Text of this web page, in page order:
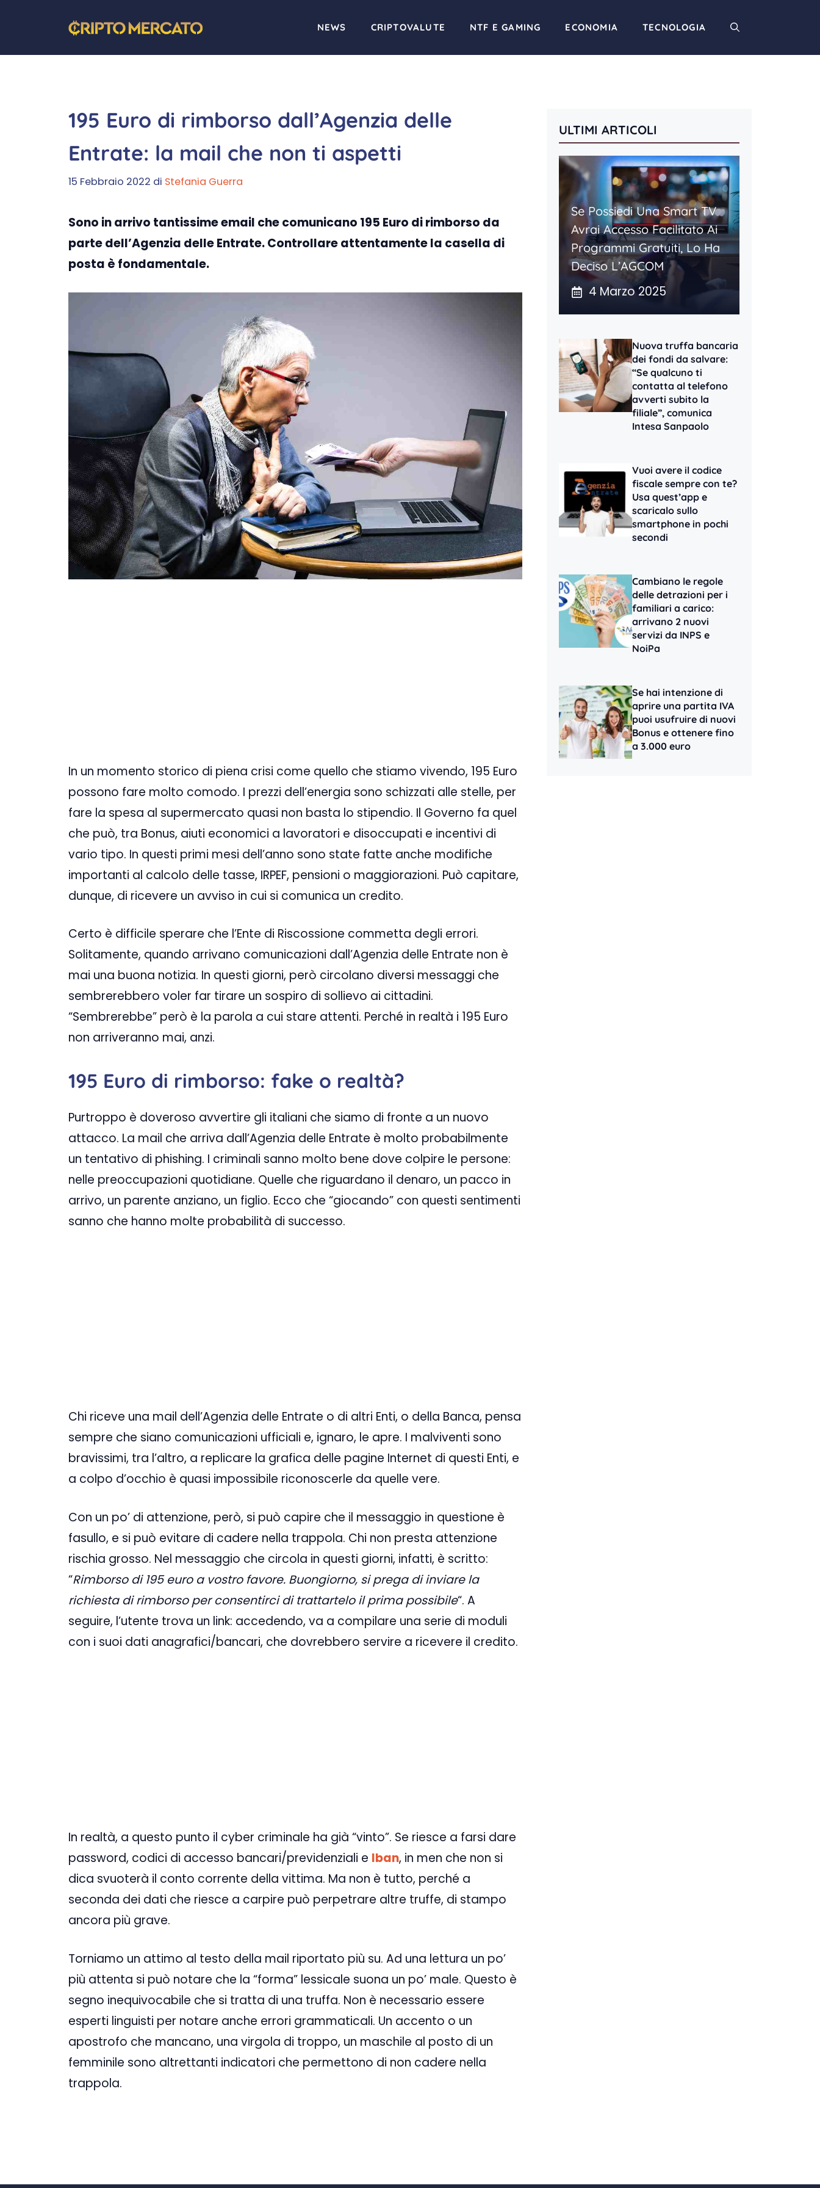
contenuto
NEWS CRIPTOVALUTE NTF E GAMING ECONOMIA TECNOLOGIA
195 Euro di rimborso dall’Agenzia delle
Entrate: la mail che non ti aspetti
15 Febbraio 2022 di Stefania Guerra
Sono in arrivo tantissime email che comunicano 195 Euro di rimborso da
parte dell’Agenzia delle Entrate. Controllare attentamente la casella di
posta è fondamentale.
In un momento storico di piena crisi come quello che stiamo vivendo, 195 Euro
possono fare molto comodo. I prezzi dell’energia sono schizzati alle stelle, per
fare la spesa al supermercato quasi non basta lo stipendio. Il Governo fa quel
che può, tra Bonus, aiuti economici a lavoratori e disoccupati e incentivi di
vario tipo. In questi primi mesi dell’anno sono state fatte anche modifiche
importanti al calcolo delle tasse, IRPEF, pensioni o maggiorazioni. Può capitare,
dunque, di ricevere un avviso in cui si comunica un credito.
Certo è difficile sperare che l’Ente di Riscossione commetta degli errori.
Solitamente, quando arrivano comunicazioni dall’Agenzia delle Entrate non è
mai una buona notizia. In questi giorni, però circolano diversi messaggi che
sembrerebbero voler far tirare un sospiro di sollievo ai cittadini.
“Sembrerebbe” però è la parola a cui stare attenti. Perché in realtà i 195 Euro
non arriveranno mai, anzi.
195 Euro di rimborso: fake o realtà?
Purtroppo è doveroso avvertire gli italiani che siamo di fronte a un nuovo
attacco. La mail che arriva dall’Agenzia delle Entrate è molto probabilmente
un tentativo di phishing. I criminali sanno molto bene dove colpire le persone:
nelle preoccupazioni quotidiane. Quelle che riguardano il denaro, un pacco in
arrivo, un parente anziano, un figlio. Ecco che “giocando” con questi sentimenti
sanno che hanno molte probabilità di successo.
Chi riceve una mail dell’Agenzia delle Entrate o di altri Enti, o della Banca, pensa
sempre che siano comunicazioni ufficiali e, ignaro, le apre. I malviventi sono
bravissimi, tra l’altro, a replicare la grafica delle pagine Internet di questi Enti, e
a colpo d’occhio è quasi impossibile riconoscerle da quelle vere.
Con un po’ di attenzione, però, si può capire che il messaggio in questione è
fasullo, e si può evitare di cadere nella trappola. Chi non presta attenzione
rischia grosso. Nel messaggio che circola in questi giorni, infatti, è scritto:
“Rimborso di 195 euro a vostro favore. Buongiorno, si prega di inviare la
richiesta di rimborso per consentirci di trattartelo il prima possibile“. A
seguire, l’utente trova un link: accedendo, va a compilare una serie di moduli
con i suoi dati anagrafici/bancari, che dovrebbero servire a ricevere il credito.
In realtà, a questo punto il cyber criminale ha già “vinto”. Se riesce a farsi dare
password, codici di accesso bancari/previdenziali e Iban, in men che non si
dica svuoterà il conto corrente della vittima. Ma non è tutto, perché a
seconda dei dati che riesce a carpire può perpetrare altre truffe, di stampo
ancora più grave.
Torniamo un attimo al testo della mail riportato più su. Ad una lettura un po’
più attenta si può notare che la “forma” lessicale suona un po’ male. Questo è
segno inequivocabile che si tratta di una truffa. Non è necessario essere
esperti linguisti per notare anche errori grammaticali. Un accento o un
apostrofo che mancano, una virgola di troppo, un maschile al posto di un
femminile sono altrettanti indicatori che permettono di non cadere nella
trappola.
ULTIMI ARTICOLI
Se Possiedi Una Smart TV
Avrai Accesso Facilitato Ai
Programmi Gratuiti, Lo Ha
Deciso L’AGCOM
4 Marzo 2025
Nuova truffa bancaria
dei fondi da salvare:
“Se qualcuno ti
contatta al telefono
avverti subito la
filiale”, comunica
Intesa Sanpaolo
Vuoi avere il codice
fiscale sempre con te?
Usa quest’app e
scaricalo sullo
smartphone in pochi
secondi
Cambiano le regole
delle detrazioni per i
familiari a carico:
arrivano 2 nuovi
servizi da INPS e
NoiPa
Se hai intenzione di
aprire una partita IVA
puoi usufruire di nuovi
Bonus e ottenere fino
a 3.000 euro